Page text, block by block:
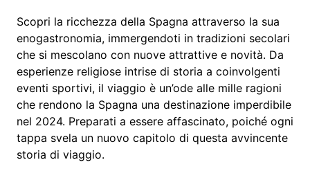
Scopri la ricchezza della Spagna attraverso la sua
enogastronomia, immergendoti in tradizioni secolari
che si mescolano con nuove attrattive e novità. Da
esperienze religiose intrise di storia a coinvolgenti
eventi sportivi, il viaggio è un’ode alle mille ragioni
che rendono la Spagna una destinazione imperdibile
nel 2024. Preparati a essere affascinato, poiché ogni
tappa svela un nuovo capitolo di questa avvincente
storia di viaggio.